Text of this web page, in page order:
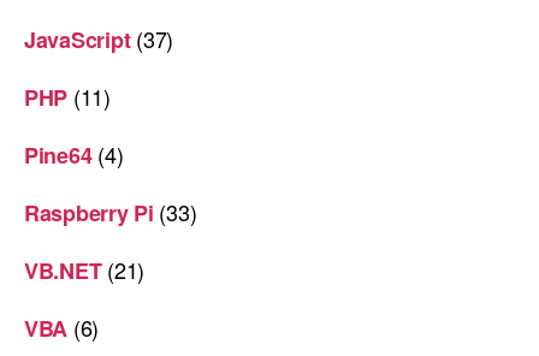
JavaScript(37)
PHP (11)
Pine64(4)
Raspberry Pi (33)
VB.NET(21)
VBA (6)